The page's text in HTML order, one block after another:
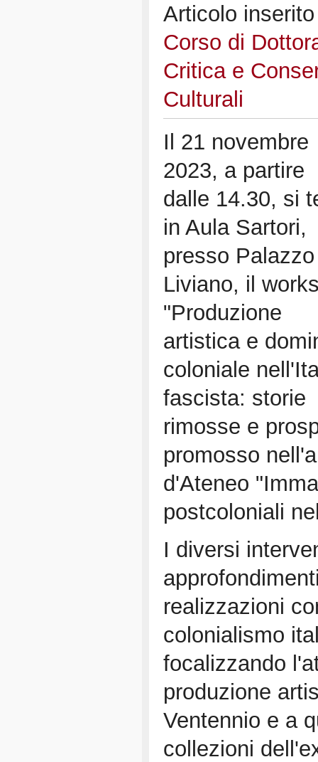
Articolo
Corso di
Critica e
Culturali
Il 21 novembre
2023, a partire
dalle 14.30, si
in Aula Sartori,
presso Palazzo
Liviano, il
"Produzione
artistica e
coloniale
fascista: storie
rimosse e
promosso
d'Ateneo
postcoloniali
I diversi
realizzazioni
colonialismo
focalizzando
produzione
Ventennio e a
collezioni